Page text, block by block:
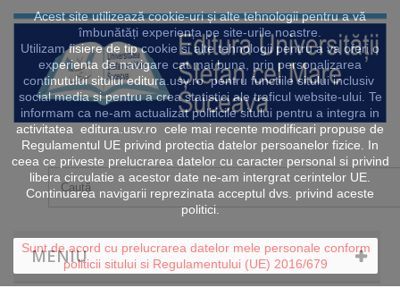
Acest site utilizează cookie-uri și alte tehnologii pentru a vă
îmbunătăți experiența pe site-urile noastre.
Utilizam fisiere de tip cookie si alte tehnologii pentru a va oferi o
experienta de navigare cat mai buna, prin personalizarea
continutului sitului editura.usv.ro pentru functiile sitului inclusiv
social media si pentru a crea statistici ale traficul website-ului. Te
informam ca ne-am actualizat politicile sitului pentru a integra in
activitatea editura.usv.ro cele mai recente modificari propuse de
Regulamentul UE privind protectia datelor persoanelor fizice. In
ceea ce priveste prelucrarea datelor cu caracter personal si privind
libera circulatie a acestor date ne-am intergrat cerintelor UE.
Continuarea navigarii reprezinata acceptul dvs. privind aceste
politici.
Sunt de acord cu prelucrarea datelor mele personale conform
politicii sitului si Regulamentului (UE) 2016/679
MENIU